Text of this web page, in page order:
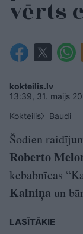
vērts
kokteilis.lv
13:39, 31. maijs
Kokteilis
Baudi
Šodien
Roberto
kebabnīcas
Kalniņa un
LASĪTĀKIE